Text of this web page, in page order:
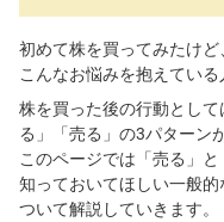
国
株
式
投
資
信
託
初めて株を買ってみたけ
こんなお悩みを抱えてい
株を買った後の行動とし
る」「売る」の3パターン
このページでは「売る」
知っておいてほしい一般
ついて解説していきます。